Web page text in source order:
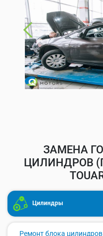
ЗАМЕНА
ЦИЛИНДРОВ
Цилиндры
Ремонт блока цилиндров